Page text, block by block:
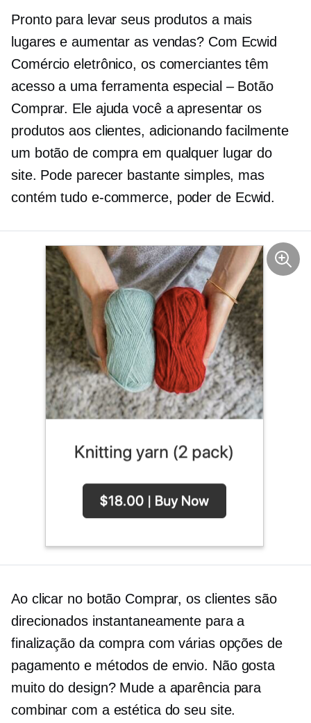
Pronto para levar seus produtos a mais
lugares e aumentar as vendas? Com Ecwid
Comércio eletrônico, os comerciantes têm
acesso a uma ferramenta especial – Botão
Comprar. Ele ajuda você a apresentar os
produtos aos clientes, adicionando facilmente
um botão de compra em qualquer lugar do
site. Pode parecer bastante simples, mas
contém tudo e-commerce, poder de Ecwid.
Ao clicar no botão Comprar, os clientes são
direcionados instantaneamente para a
finalização da compra com várias opções de
pagamento e métodos de envio. Não gosta
muito do design? Mude a aparência para
combinar com a estética do seu site.